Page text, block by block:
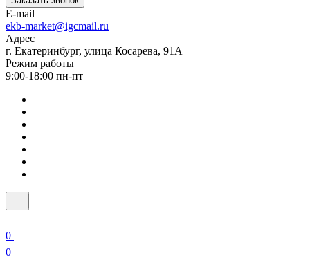
E-mail
ekb-market@igcmail.ru
Адрес
г. Екатеринбург, улица Косарева, 91А
Режим работы
9:00-18:00 пн-пт
0
0